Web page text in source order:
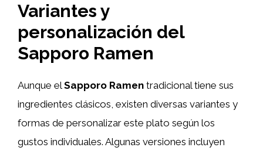
Variantes y
personalización del
Sapporo Ramen
Aunque elSapporo Ramen tradicional tiene sus
ingredientes clásicos, existen diversas variantes y
formas de personalizar este plato según los
gustos individuales. Algunas versiones incluyen